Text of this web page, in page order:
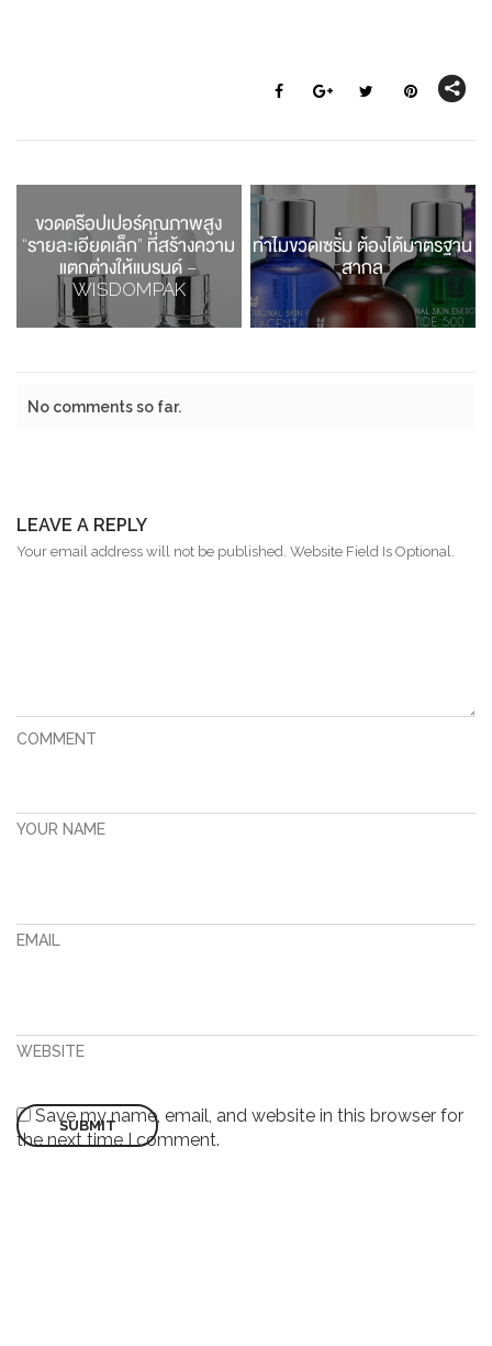
ทำไมขวดเซรั่ม ต้องได้มาตรฐาน
สากล
ขวดดร๊อปเปอร์คุณภาพสูง
“รายละเอียดเล็ก” ที่สร้างความ
แตกต่างให้แบรนด์ –
WISDOMPAK
No comments so far.
LEAVE A REPLY
Your email address will not be published. Website Field Is Optional.
COMMENT
YOUR NAME
EMAIL
WEBSITE
Save my name, email, and website in this browser for
the next time I comment.